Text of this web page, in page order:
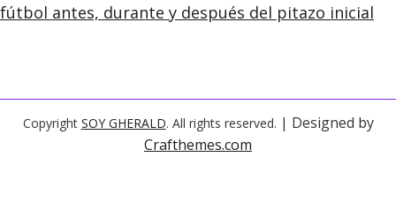
fútbol antes, durante y después del pitazo inicial
Copyright SOY GHERALD. All rights reserved. | Designed by
Crafthemes.com